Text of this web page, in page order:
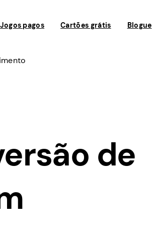
Jogos pagos Cartões grátis Blogue
de